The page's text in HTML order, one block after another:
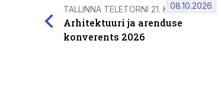
TALLINNA TELETORNI 21. KORRUSEL
Arhitektuuri ja arenduse
konverents 2026
08.10.2026